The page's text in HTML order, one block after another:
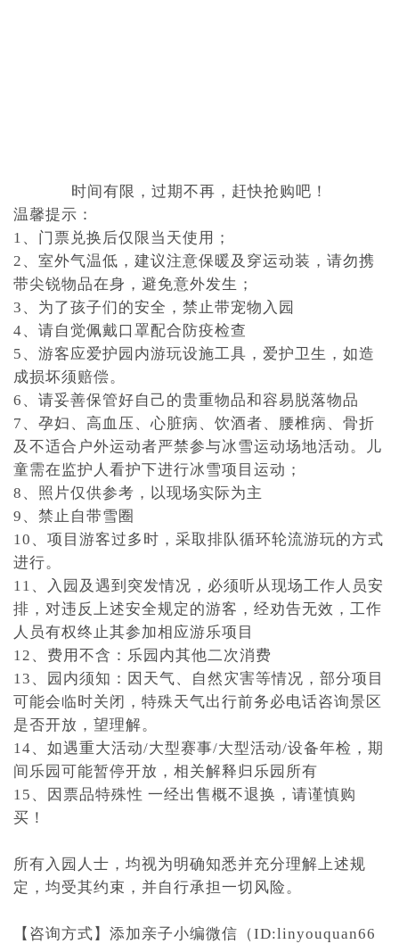
时间有限，过期不再，赶快抢购吧！
温馨提示：
1、门票兑换后仅限当天使用；
2、室外气温低，建议注意保暖及穿运动装，请勿携
带尖锐物品在身，避免意外发生；
3、为了孩子们的安全，禁止带宠物入园
4、请自觉佩戴口罩配合防疫检查
5、游客应爱护园内游玩设施工具，爱护卫生，如造
成损坏须赔偿。
6、请妥善保管好自己的贵重物品和容易脱落物品
7、孕妇、高血压、心脏病、饮酒者、腰椎病、骨折
及不适合户外运动者严禁参与冰雪运动场地活动。儿
童需在监护人看护下进行冰雪项目运动；
8、照片仅供参考，以现场实际为主
9、禁止自带雪圈
10、项目游客过多时，采取排队循环轮流游玩的方式
进行。
11、入园及遇到突发情况，必须听从现场工作人员安
排，对违反上述安全规定的游客，经劝告无效，工作
人员有权终止其参加相应游乐项目
12、费用不含：乐园内其他二次消费
13、园内须知：因天气、自然灾害等情况，部分项目
可能会临时关闭，特殊天气出行前务必电话咨询景区
是否开放，望理解。
14、如遇重大活动/大型赛事/大型活动/设备年检，期
间乐园可能暂停开放，相关解释归乐园所有
15、因票品特殊性 一经出售概不退换，请谨慎购
买！
所有入园人士，均视为明确知悉并充分理解上述规
定，均受其约束，并自行承担一切风险。
【咨询方式】添加亲子小编微信（ID:linyouquan66